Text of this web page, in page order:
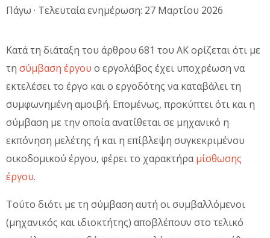
Πάγω · Τελευταία ενημέρωση: 27 Μαρτίου 2026
Κατά τη διάταξη του άρθρου 681 του ΑΚ ορίζεται ότι με
τη σύμβαση έργου ο εργολάβος έχει υποχρέωση να
εκτελέσει το έργο και ο εργοδότης να καταβάλει τη
συμφωνημένη αμοιβή. Επομένως, προκύπτει ότι και η
σύμβαση με την οποία ανατίθεται σε μηχανικό η
εκπόνηση μελέτης ή και η επίβλεψη συγκεκριμένου
οικοδομικού έργου, φέρει το χαρακτήραμίσθωσης
έργου.
Τούτο διότι με τη σύμβαση αυτή οι συμβαλλόμενοι
(μηχανικός και ιδιοκτήτης) αποβλέπουν στο τελικό